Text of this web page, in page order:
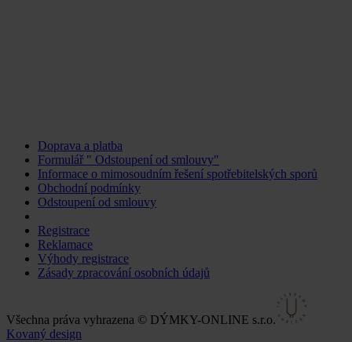
Doprava a platba
Formulář " Odstoupení od smlouvy"
Informace o mimosoudním řešení spotřebitelských sporů
Obchodní podmínky
Odstoupení od smlouvy
Registrace
Reklamace
Výhody registrace
Zásady zpracování osobních údajů
Všechna práva vyhrazena © DÝMKY-ONLINE s.r.o.
Kovaný design